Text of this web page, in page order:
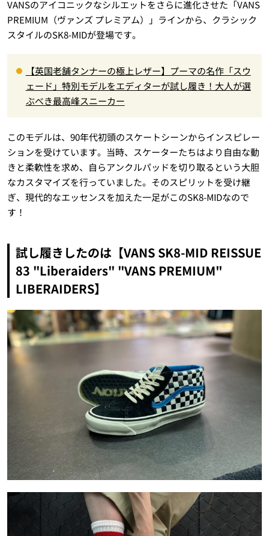
VANSのアイコニックなシルエットをさらに進化させた「VANS
PREMIUM（ヴァンズ プレミアム）」ラインから、クラシック
スタイルのSK8-MIDが登場です。
【英国老舗タンナーの極上レザー】プーマの名作「スウ
ェード」特別モデルをエディターが試し履き！大人が選
ぶべき最高峰スニーカー
このモデルは、90年代初頭のスケートシーンからインスピレー
ションを受けています。当時、スケーターたちはより自由な動
きと柔軟性を求め、自らアンクルパッドを切り取るという大胆
なカスタマイズを行っていました。そのスピリットを受け継
ぎ、現代的なエッセンスを加えた一足がこのSK8-MIDなので
す！
試し履きしたのは【VANS SK8-MID REISSUE
83 "Liberaiders" "VANS PREMIUM"
LIBERAIDERS】